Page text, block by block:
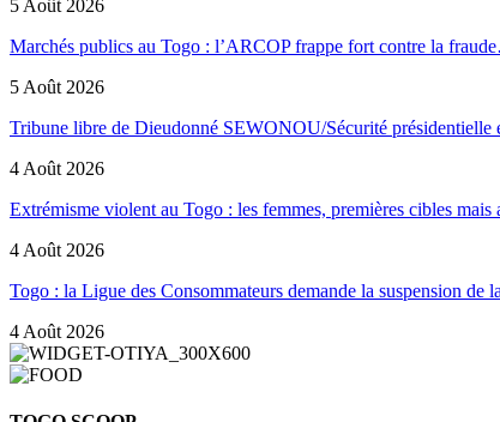
5 Août 2026
Marchés publics au Togo : l’ARCOP frappe fort contre la
5 Août 2026
Tribune libre de Dieudonné SEWONOU/Sécurité
4 Août 2026
Extrémisme violent au Togo : les femmes, premières cibles
4 Août 2026
Togo : la Ligue des Consommateurs demande la suspension de
4 Août 2026